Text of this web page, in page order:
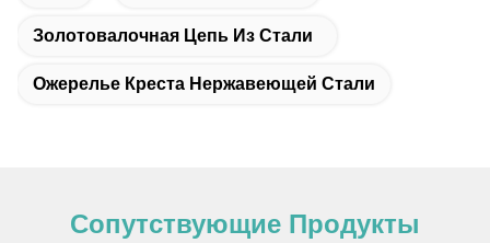
Золотовалочная Цепь Из Стали
Ожерелье Креста Нержавеющей Стали
Сопутствующие Продукты